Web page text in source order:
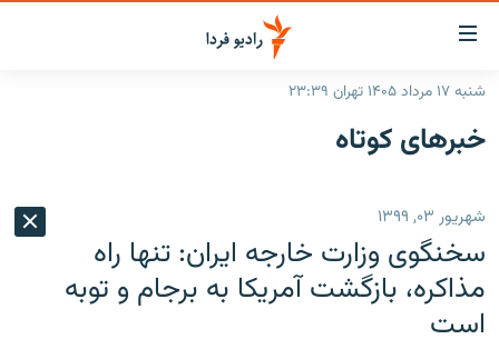
لینک‌های
قابلیت
دسترسی
بازگشت
اصلی
رفتن
صفحه
جستجو
ایران
رادیو
انتخاب کنید و بشنوید
برنامه‌های رادیویی
پادکست
چندرسانه‌ای
شنبه ۱۷ مرداد ۱۴۰۵ تهران ۲۳:۳۹
خبرهای کوتاه
شهریور ۰۳, ۱۳۹۹
سخنگوی وزارت خارجه ایران: تنها راه
مذاکره، بازگشت آمریکا به برجام و توبه
است